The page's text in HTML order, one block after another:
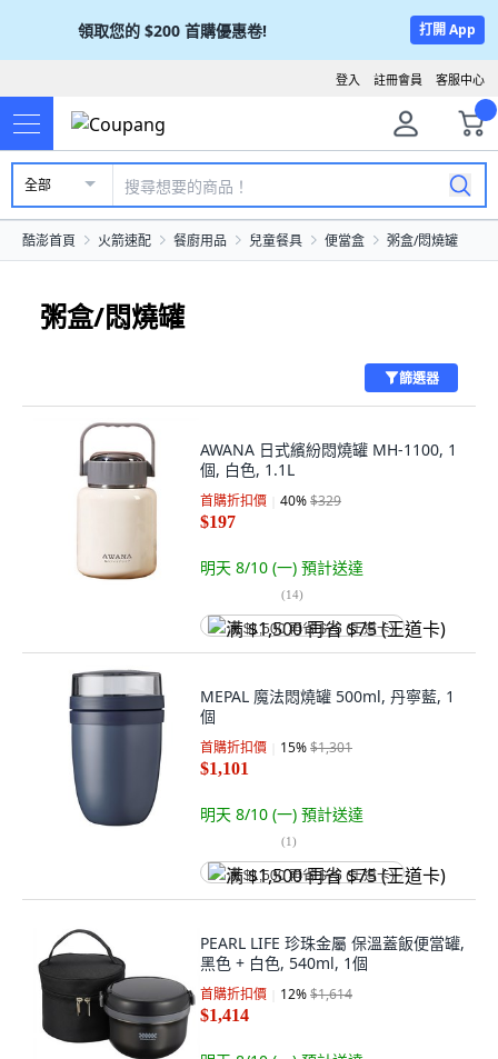
領取您的 $200 首購優惠卷! 打開 App
客服中心
註冊會員
登入
全部
酷澎首頁 火箭速配 餐廚用品 兒童餐具 便當盒 粥盒/悶燒罐
粥盒/悶燒罐
篩選器
AWANA 日式繽紛悶燒罐 MH-1100, 1
個, 白色, 1.1L
首購折扣價 40%$329
$197
明天 8/10 (一) 預計送達
(14)
满 $1,500 再省 $75 (王道卡)
MEPAL 魔法悶燒罐 500ml, 丹寧藍, 1
個
首購折扣價 15%$1,301
$1,101
明天 8/10 (一) 預計送達
(1)
满 $1,500 再省 $75 (王道卡)
PEARL LIFE 珍珠金屬 保溫蓋飯便當罐,
黑色 + 白色, 540ml, 1個
首購折扣價 12%$1,614
$1,414